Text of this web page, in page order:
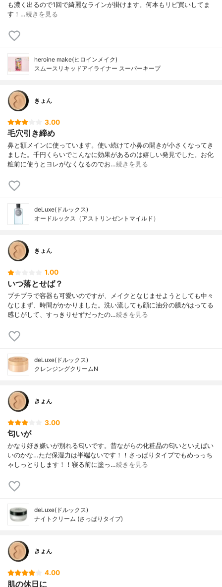
も濃く出るので1回で綺麗なラインが掛けます。何本もリピ買いしてま
す！…続きを見る
heroine make(ヒロインメイク)
スムースリキッドアイライナー スーパーキープ
きょん
3.00
毛穴引き締め
鼻と額メインに使っています。使い続けて小鼻の開きが小さくなってき
ました。千円くらいでこんなに効果があるのは嬉しい発見でした。お化
粧前に使うとヨレがなくなるのでお…続きを見る
deLuxe(ドルックス)
オードルックス（アストリンゼントマイルド）
きょん
1.00
いつ落とせば？
プチプラで容器も可愛いのですが、メイクとなじませようとしても中々
なじまず、時間がかかりました。洗い流しても顔に油分の膜がはってる
感じがして、すっきりせずだったの…続きを見る
deLuxe(ドルックス)
クレンジングクリームN
きょん
3.00
匂いが
かなり好き嫌いが別れる匂いです。昔ながらの化粧品の匂いといえばい
いのかな…ただ保湿力は半端ないです！！さっぱりタイプでもめっっち
ゃしっとりします！！寝る前に塗っ…続きを見る
deLuxe(ドルックス)
ナイトクリーム (さっぱりタイプ)
きょん
4.00
肌の休日に